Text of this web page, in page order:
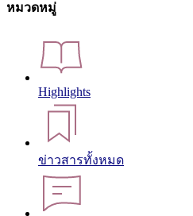
หมวดหมู่
Highlights
ข่าวสารทั้งหมด